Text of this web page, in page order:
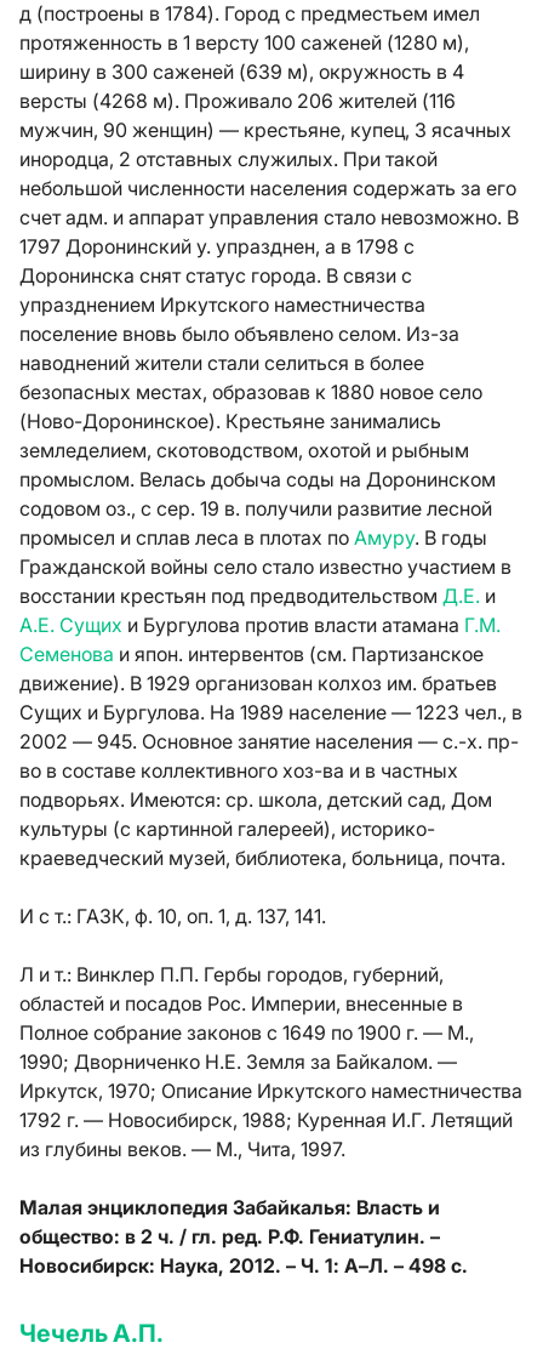
д (построены в 1784). Город с предместьем имел
протяженность в 1 версту 100 саженей (1280 м),
ширину в 300 саженей (639 м), окружность в 4
версты (4268 м). Проживало 206 жителей (116
мужчин, 90 женщин) — крестьяне, купец, 3 ясачных
инородца, 2 отставных служилых. При такой
небольшой численности населения содержать за его
счет адм. и аппарат управления стало невозможно. В
1797 Доронинский у. упразднен, а в 1798 с
Доронинска снят статус города. В связи с
упразднением Иркутского наместничества
поселение вновь было объявлено селом. Из-за
наводнений жители стали селиться в более
безопасных местах, образовав к 1880 новое село
(Ново-Доронинское). Крестьяне занимались
земледелием, скотоводством, охотой и рыбным
промыслом. Велась добыча соды на Доронинском
содовом оз., с сер. 19 в. получили развитие лесной
промысел и сплав леса в плотах по Амуру. В годы
Гражданской войны село стало известно участием в
восстании крестьян под предводительством Д.Е. и
А.Е. Сущих и Бургулова против власти атамана Г.М.
Семенова и япон. интервентов (см. Партизанское
движение). В 1929 организован колхоз им. братьев
Сущих и Бургулова. На 1989 население — 1223 чел., в
2002 — 945. Основное занятие населения — с.-х. пр-
во в составе коллективного хоз-ва и в частных
подворьях. Имеются: ср. школа, детский сад, Дом
культуры (с картинной галереей), историко-
краеведческий музей, библиотека, больница, почта.
И с т.: ГАЗК, ф. 10, оп. 1, д. 137, 141.
Л и т.: Винклер П.П. Гербы городов, губерний,
областей и посадов Рос. Империи, внесенные в
Полное собрание законов с 1649 по 1900 г. — М.,
1990; Дворниченко Н.Е. Земля за Байкалом. —
Иркутск, 1970; Описание Иркутского наместничества
1792 г. — Новосибирск, 1988; Куренная И.Г. Летящий
из глубины веков. — М., Чита, 1997.
Малая энциклопедия Забайкалья: Власть и
общество: в 2 ч. / гл. ред. Р.Ф. Гениатулин. –
Новосибирск: Наука, 2012. – Ч. 1: А–Л. – 498 с.
Чечель А.П.